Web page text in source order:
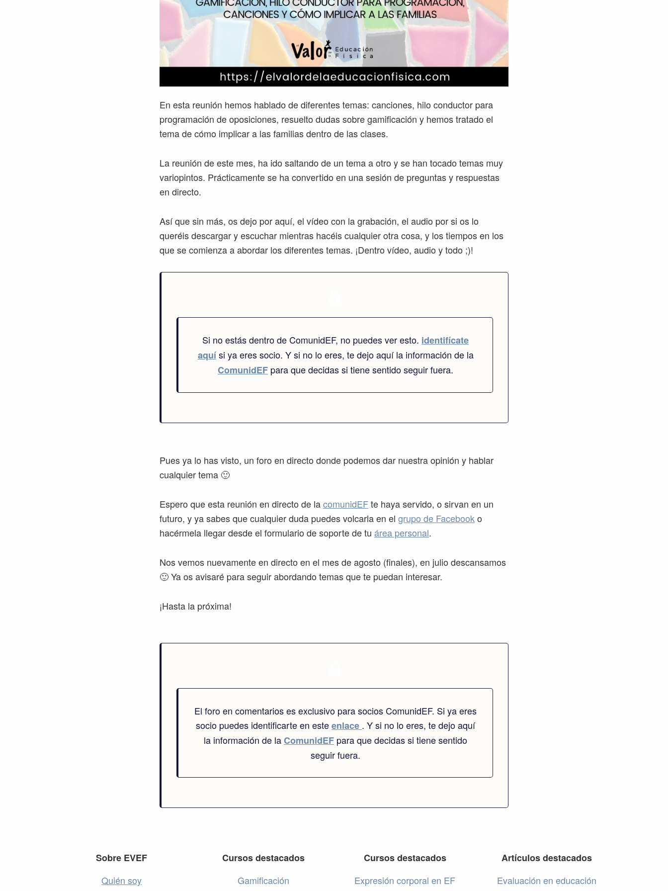
En esta reunión hemos hablado de diferentes temas: canciones, hilo conductor para
programación de oposiciones, resuelto dudas sobre gamificación y hemos tratado el
tema de cómo implicar a las familias dentro de las clases.
La reunión de este mes, ha ido saltando de un tema a otro y se han tocado temas muy
variopintos. Prácticamente se ha convertido en una sesión de preguntas y respuestas
en directo.
Así que sin más, os dejo por aquí, el vídeo con la grabación, el audio por si os lo
queréis descargar y escuchar mientras hacéis cualquier otra cosa, y los tiempos en los
que se comienza a abordar los diferentes temas. ¡Dentro vídeo, audio y todo ;)!
Si no estás dentro de ComunidEF, no puedes ver esto. identifícate
aquísi ya eres socio. Y si no lo eres, te dejo aquí la información de la
ComunidEF para que decidas si tiene sentido seguir fuera.
Pues ya lo has visto, un foro en directo donde podemos dar nuestra opinión y hablar
cualquier tema 🙂
Espero que esta reunión en directo de lacomunidEFte haya servido, o sirvan en un
futuro, y ya sabes que cualquier duda puedes volcarla en el grupo de Facebooko
hacérmela llegar desde el formulario de soporte de tu área personal.
Nos vemos nuevamente en directo en el mes de agosto (finales), en julio descansamos
🙂 Ya os avisaré para seguir abordando temas que te puedan interesar.
¡Hasta la próxima!
El foro en comentarios es exclusivo para socios ComunidEF. Si ya eres
socio puedes identificarte en esteenlace . Y si no lo eres, te dejo aquí
la información de laComunidEF para que decidas si tiene sentido
seguir fuera.
Sobre EVEF
Quién soy
Cursos destacados
Gamificación
Cursos destacados
Expresión corporal en EF
Artículos destacados
Evaluación en educación